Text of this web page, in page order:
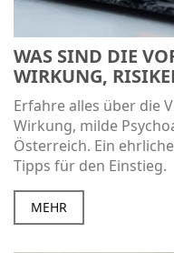
WAS SIND DIE
WIRKUNG,
Erfahre alles über die
Wirkung, milde
Österreich. Ein
Tipps für den Einstieg.
MEHR